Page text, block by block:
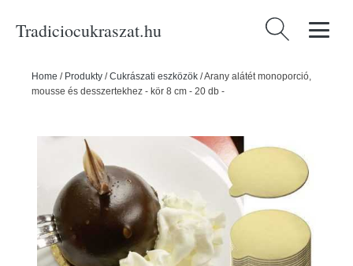
Tradiciocukraszat.hu Keresés:
Home / Produkty /Cukrászati eszközök /Arany alátét monoporció,
mousse és desszertekhez - kör 8 cm - 20 db -